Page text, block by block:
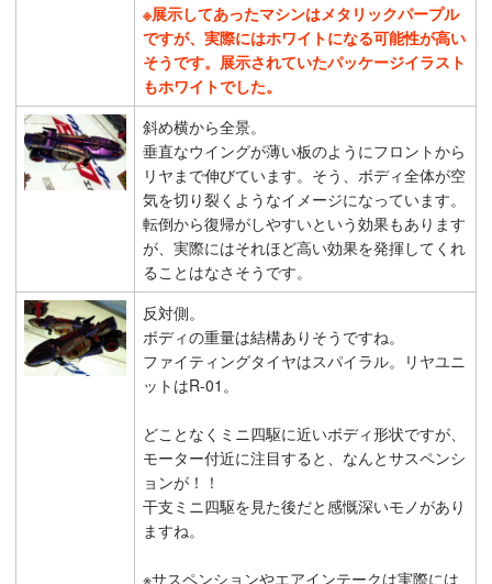
※展示してあったマシンはメタリックパープル
ですが、実際にはホワイトになる可能性が高い
そうです。展示されていたパッケージイラスト
もホワイトでした。
斜め横から全景。
垂直なウイングが薄い板のようにフロントから
リヤまで伸びています。そう、ボディ全体が空
気を切り裂くようなイメージになっています。
転倒から復帰がしやすいという効果もあります
が、実際にはそれほど高い効果を発揮してくれ
ることはなさそうです。
反対側。
ボディの重量は結構ありそうですね。
ファイティングタイヤはスパイラル。リヤユニ
ットはR-01。
どことなくミニ四駆に近いボディ形状ですが、
モーター付近に注目すると、なんとサスペンシ
ョンが！！
干支ミニ四駆を見た後だと感慨深いモノがあり
ますね。
※サスペンションやエアインテークは実際には